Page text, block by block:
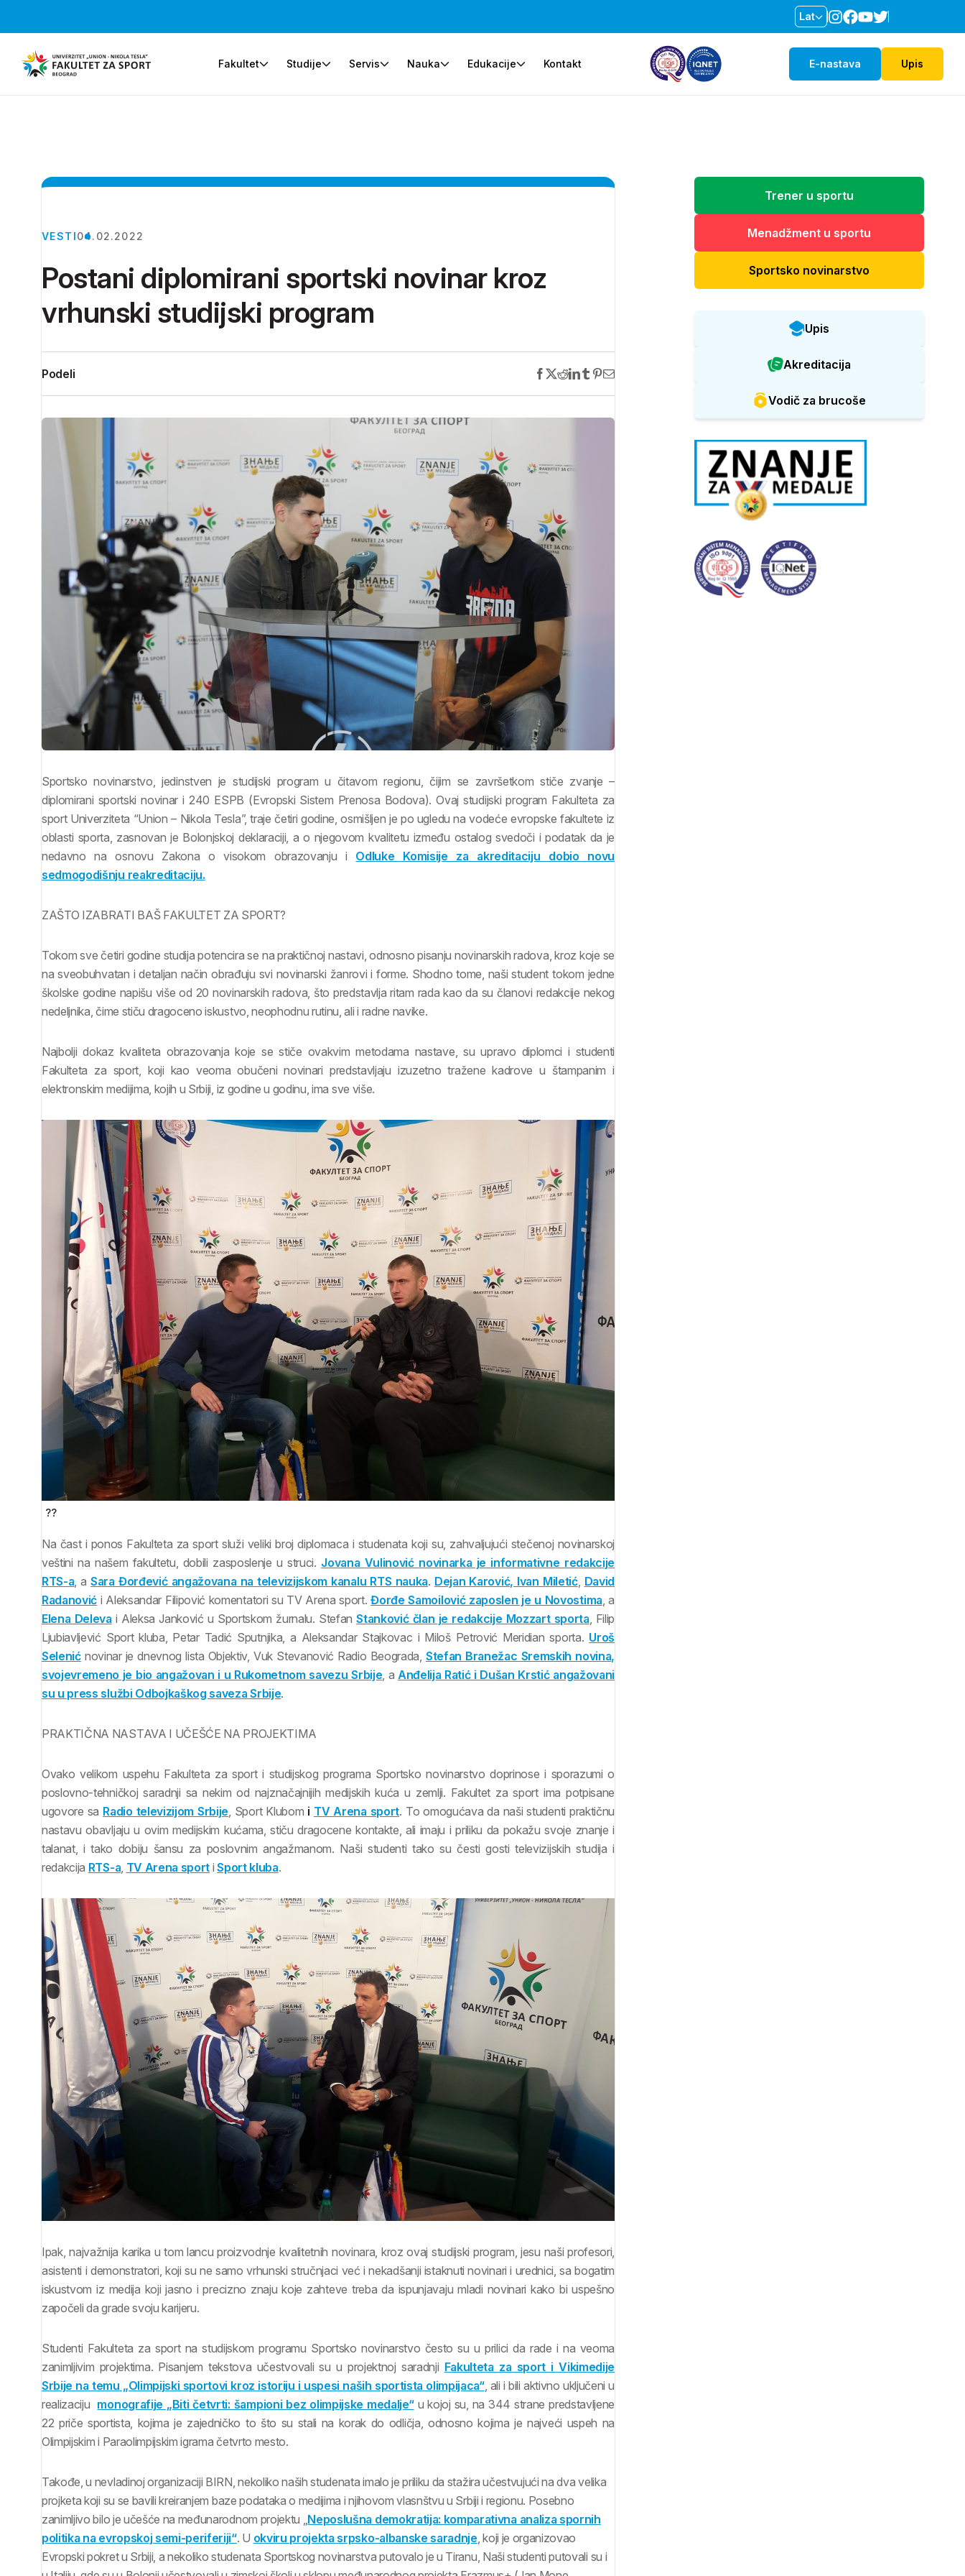
Lat
Fakultet Studije Servis Nauka Edukacije Kontakt E-nastava Upis
VESTI04.02.2022
Postani diplomirani sportski novinar kroz
vrhunski studijski program
Podeli
Sportsko novinarstvo, jedinstven je studijski program u čitavom regionu, čijim se završetkom stiče zvanje –
diplomirani sportski novinar i 240 ESPB (Evropski Sistem Prenosa Bodova). Ovaj studijski program Fakulteta za
sport Univerziteta “Union – Nikola Tesla”, traje četiri godine, osmišljen je po ugledu na vodeće evropske fakultete iz
oblasti sporta, zasnovan je Bolonjskoj deklaraciji, a o njegovom kvalitetu između ostalog svedoči i podatak da je
nedavno na osnovu Zakona o visokom obrazovanju i Odluke Komisije za akreditaciju dobio novu
sedmogodišnju reakreditaciju.
ZAŠTO IZABRATI BAŠ FAKULTET ZA SPORT?
Tokom sve četiri godine studija potencira se na praktičnoj nastavi, odnosno pisanju novinarskih radova, kroz koje se
na sveobuhvatan i detaljan način obrađuju svi novinarski žanrovi i forme. Shodno tome, naši student tokom jedne
školske godine napišu više od 20 novinarskih radova, što predstavlja ritam rada kao da su članovi redakcije nekog
nedeljnika, čime stiču dragoceno iskustvo, neophodnu rutinu, ali i radne navike.
Najbolji dokaz kvaliteta obrazovanja koje se stiče ovakvim metodama nastave, su upravo diplomci i studenti
Fakulteta za sport, koji kao veoma obučeni novinari predstavljaju izuzetno tražene kadrove u štampanim i
elektronskim medijima, kojih u Srbiji, iz godine u godinu, ima sve više.
??
Na čast i ponos Fakulteta za sport služi veliki broj diplomaca i studenata koji su, zahvaljujući stečenoj novinarskoj
veštini na našem fakultetu, dobili zasposlenje u struci. Jovana Vulinović novinarka je informativne redakcije
RTS-a , aSara Đorđević angažovana na televizijskom kanalu RTS nauka. Dejan Karović, Ivan Miletić, David
Radanović i Aleksandar Filipović komentatori su TV Arena sport.Đorđe Samoilović zaposlen je u Novostima , a
Elena Deleva i Aleksa Janković u Sportskom žurnalu. StefanStanković član je redakcije Mozzart sporta , Filip
Ljubiavljević Sport kluba, Petar Tadić Sputnjika, a Aleksandar Stajkovac i Miloš Petrović Meridian sporta. Uroš
Selenićnovinar je dnevnog lista Objektiv, Vuk Stevanović Radio Beograda, Stefan Branežac Sremskih novina,
svojevremeno je bio angažovan i u Rukometnom savezu Srbije , a Anđelija Ratić i Dušan Krstić angažovani
su u press službi Odbojkaškog saveza Srbije.
PRAKTIČNA NASTAVA I UČEŠĆE NA PROJEKTIMA
Ovako velikom uspehu Fakulteta za sport i studijskog programa Sportsko novinarstvo doprinose i sporazumi o
poslovno-tehničkoj saradnji sa nekim od najznačajnijih medijskih kuća u zemlji. Fakultet za sport ima potpisane
ugovore sa Radio televizijom Srbije , Sport Klubom i TV Arena sport. To omogućava da naši studenti praktičnu
nastavu obavljaju u ovim medijskim kućama, stiču dragocene kontakte, ali imaju i priliku da pokažu svoje znanje i
talanat, i tako dobiju šansu za poslovnim angažmanom. Naši studenti tako su česti gosti televizijskih studija i
redakcija RTS-a TV Arena sport iSport kluba.
Ipak, najvažnija karika u tom lancu proizvodnje kvalitetnih novinara, kroz ovaj studijski program, jesu naši profesori,
asistenti i demonstratori, koji su ne samo vrhunski stručnjaci već i nekadšanji istaknuti novinari i urednici, sa bogatim
iskustvom iz medija koji jasno i precizno znaju koje zahteve treba da ispunjavaju mladi novinari kako bi uspešno
započeli da grade svoju karijeru.
Studenti Fakulteta za sport na studijskom programu Sportsko novinarstvo često su u prilici da rade i na veoma
zanimljivim projektima. Pisanjem tekstova učestvovali su u projektnoj saradnji Fakulteta za sport i Vikimedije
Srbije na temu „Olimpijski sportovi kroz istoriju i uspesi naših sportista olimpijaca“, ali i bili aktivno uključeni u
realizaciju monografije „Biti četvrti: šampioni bez olimpijske medalje“u kojoj su, na 344 strane predstavljene
22 priče sportista, kojima je zajedničko to što su stali na korak do odličja, odnosno kojima je najveći uspeh na
Olimpijskim i Paraolimpijskim igrama četvrto mesto.
Takođe, u nevladinoj organizaciji BIRN, nekoliko naših studenata imalo je priliku da stažira učestvujući na dva velika
projketa koji su se bavili kreiranjem baze podataka o medijima i njihovom vlasnštvu u Srbiji i regionu. Posebno
zanimljivo bilo je učešće na međunarodnom projektu „ Neposlušna demokratija: komparativna analiza spornih
politika na evropskoj semi-periferiji“. U okviru projekta srpsko-albanske saradnje , koji je organizovao
Evropski pokret u Srbiji, a nekoliko studenata Sportskog novinarstva putovalo je u Tiranu, Naši studenti putovali su i
Trener u sportu
Menadžment u sportu
Sportsko novinarstvo
Upis
Akreditacija
Vodič za brucoše